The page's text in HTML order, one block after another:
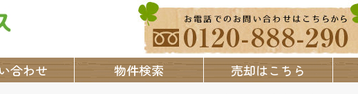
合わせ 物件検索 売却はこちら